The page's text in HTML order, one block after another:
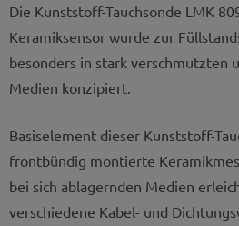
Die Kunststoff-Tauchsonde LMK
Keramiksensor wurde zur
besonders in stark verschmutzten
Medien konzipiert.
Basiselement dieser Kunststoff-
frontbündig montierte
bei sich ablagernden Medien
verschiedene Kabel- und